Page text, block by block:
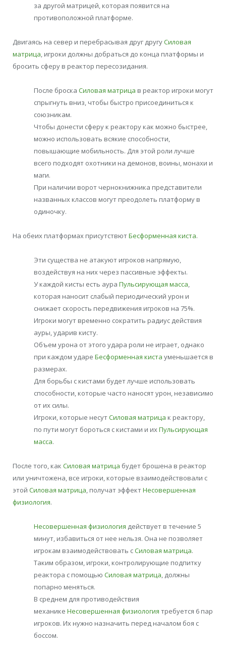
за другой матрицей, которая появится на
противоположной платформе.
Двигаясь на север и перебрасывая друг другуСиловая
матрица, игроки должны добраться до конца платформы и
бросить сферу в реактор пересозидания.
После броска Силовая матрица в реактор игроки могут
спрыгнуть вниз, чтобы быстро присоединиться к
союзникам.
Чтобы донести сферу к реактору как можно быстрее,
можно использовать всякие способности,
повышающие мобильность. Для этой роли лучше
всего подходят охотники на демонов, воины, монахи и
маги.
При наличии ворот чернокнижника представители
названных классов могут преодолеть платформу в
одиночку.
На обеих платформах присутствютБесформенная киста.
Эти существа не атакуют игроков напрямую,
воздействуя на них через пассивные эффекты.
У каждой кисты есть аура Пульсирующая масса,
которая наносит слабый периодический урон и
снижает скорость передвижения игроков на 75%.
Игроки могут временно сократить радиус действия
ауры, ударив кисту.
Объем урона от этого удара роли не играет, однако
при каждом ударе Бесформенная киста уменьшается в
размерах.
Для борьбы с кистами будет лучше использовать
способности, которые часто наносят урон, независимо
от их силы.
Игроки, которые несутСиловая матрица к реактору,
по пути могут бороться с кистами и ихПульсирующая
масса.
После того, как Силовая матрица будет брошена в реактор
или уничтожена, все игроки, которые взаимодействовали с
этой Силовая матрица, получат эффектНесовершенная
физиология.
Несовершенная физиология действует в течение 5
минут, избавиться от нее нельзя. Она не позволяет
игрокам взаимодействовать сСиловая матрица.
Таким образом, игроки, контролирующие подпитку
реактора с помощью Силовая матрица, должны
попарно меняться.
В среднем для противодействия
механике Несовершенная физиология требуется 6 пар
игроков. Их нужно назначить перед началом боя с
боссом.